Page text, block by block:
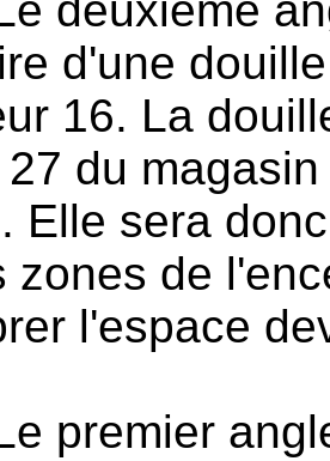
d'une
16. La
du
Elle sera
zones de
l'espace
premier